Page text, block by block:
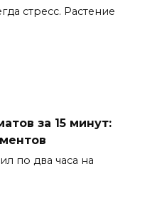
стресс. Растение
за 15 минут:
по два часа на